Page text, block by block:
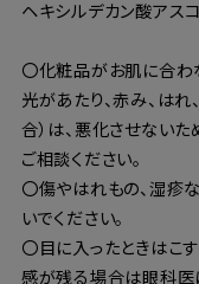
ヘキシルデカン酸アス
〇化粧品がお肌に合わ
光があたり、赤み、は
合）は、悪化させない
ご相談ください。
〇傷やはれもの、湿疹
いでください。
〇目に入ったときはこ
感が残る場合は眼科医